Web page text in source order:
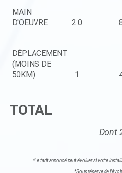
MAIN
D'OEUVRE
2.0
DÉPLACEMENT
(MOINS DE
50KM)
1
TOTAL
Dont
*Le tarif annoncé peut évoluer si votre
*Sous réserve de